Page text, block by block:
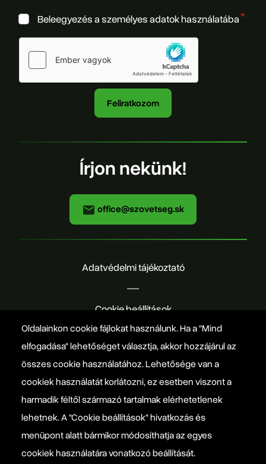
Beleegyezés a személyes adatok használatába
Írjon nekünk!
office@szovetseg.sk
Adatvédelmi tájékoztató
Cookie beállítások
Nyereményjáték szabályzat
Manifesto
EPP politikai programja
Oldalainkon cookie fájlokat használunk. Ha a "Mind
elfogadása" lehetőséget választja, akkor hozzájárul az
összes cookie használatához. Lehetősége van a
cookiek használatát korlátozni, ez esetben viszont a
harmadik féltől származó tartalmak elérhetetlenek
lehetnek. A "Cookie beállítások" hivatkozás és
menüpont alatt bármikor módosíthatja az egyes
cookiek használatára vonatkozó beállítását.